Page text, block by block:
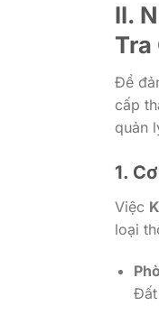
II.
Tra
Để
cấp
quản
1.
Việc
loại
Đất